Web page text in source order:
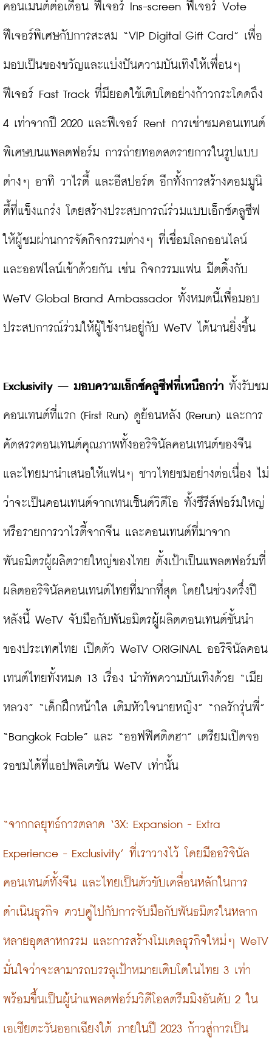
คอนเมนต์ต่อเดือน ฟีเจอร์ Ins-screen ฟีเจอร์ Vote
ฟีเจอร์พิเศษกับการสะสม “VIP Digital Gift Card” เพื่อ
มอบเป็นของขวัญและแบ่งปันความบันเทิงให้เพื่อนๆ
ฟีเจอร์ Fast Track ที่มียอดใช้เติบโตอย่างก้าวกระโดดถึง
4 เท่าจากปี 2020 และฟีเจอร์ Rent การเช่าชมคอนเทนต์
พิเศษบนแพลตฟอร์ม การถ่ายทอดสดรายการในรูปแบบ
ต่างๆ อาทิ วาไรตี้ และอีสปอร์ต อีกทั้งการสร้างคอมมูนิ
ตี้ที่แข็งแกร่ง โดยสร้างประสบการณ์ร่วมแบบเอ็กซ์คลูซีฟ
ให้ผู้ชมผ่านการจัดกิจกรรมต่างๆ ที่เชื่อมโลกออนไลน์
และออฟไลน์เข้าด้วยกัน เช่น กิจกรรมแฟน มีตติ้งกับ
WeTV Global Brand Ambassador ทั้งหมดนี้เพื่อมอบ
ประสบการณ์ร่วมให้ผู้ใช้งานอยู่กับ WeTV ได้นานยิ่งขึ้น
Exclusivity – มอบความเอ็กซ์คลูซีฟที่เหนือกว่า ทั้งรับชม
คอนเทนต์ที่แรก (First Run) ดูย้อนหลัง (Rerun) และการ
คัดสรรคอนเทนต์คุณภาพทั้งออริจินัลคอนเทนต์ของจีน
และไทยมานำเสนอให้แฟนๆ ชาวไทยชมอย่างต่อเนื่อง ไม่
ว่าจะเป็นคอนเทนต์จากเทนเซ็นต์วิดีโอ ทั้งซีรีส์ฟอร์มใหญ่
หรือรายการวาไรตี้จากจีน และคอนเทนต์ที่มาจาก
พันธมิตรผู้ผลิตรายใหญ่ของไทย ตั้งเป้าเป็นแพลตฟอร์มที่
ผลิตออริจินัลคอนเทนต์ไทยที่มากที่สุด โดยในช่วงครึ่งปี
หลังนี้ WeTV จับมือกับพันธมิตรผู้ผลิตคอนเทนต์ชั้นนำ
ของประเทศไทย เปิดตัว WeTV ORIGINAL ออริจินัลคอน
เทนต์ไทยทั้งหมด 13 เรื่อง นำทัพความบันเทิงด้วย “เมีย
หลวง” “เด็กฝึกหน้าใส เติมหัวใจนายหญิง” “กลรักรุ่นพี่”
“Bangkok Fable” และ “ออฟฟิศติดฮา” เตรียมเปิดจอ
รอชมได้ที่แอปพลิเคชัน WeTV เท่านั้น
“จากกลยุทธ์การตลาด ‘3X: Expansion - Extra
Experience - Exclusivity’ ที่เราวางไว้ โดยมีออริจินัล
คอนเทนต์ทั้งจีน และไทยเป็นตัวขับเคลื่อนหลักในการ
ดำเนินธุรกิจ ควบคู่ไปกับการจับมือกับพันธมิตรในหลาก
หลายอุตสาหกรรม และการสร้างโมเดลธุรกิจใหม่ๆ WeTV
มั่นใจว่าจะสามารถบรรลุเป้าหมายเติบโตในไทย 3 เท่า
พร้อมขึ้นเป็นผู้นำแพลตฟอร์มวิดีโอสตรีมมิงอันดับ 2 ใน
เอเชียตะวันออกเฉียงใต้ ภายในปี 2023 ก้าวสู่การเป็น